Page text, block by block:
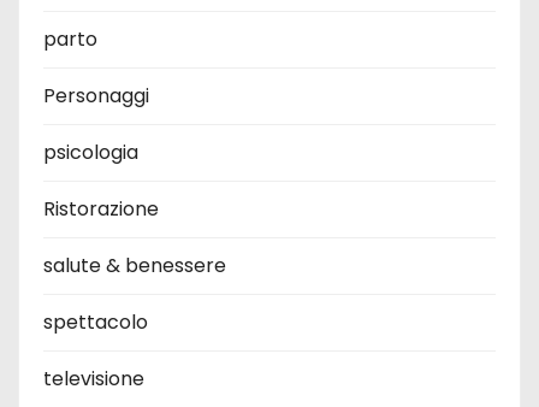
parto
Personaggi
psicologia
Ristorazione
salute & benessere
spettacolo
televisione